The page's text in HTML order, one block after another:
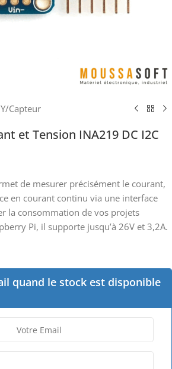
/Capteur
et Tension INA219 DC I2C
de mesurer précisément le courant,
en courant continu via une interface
la consommation de vos projets
Pi, il supporte jusqu’à 26V et 3,2A.
quand le stock est disponible